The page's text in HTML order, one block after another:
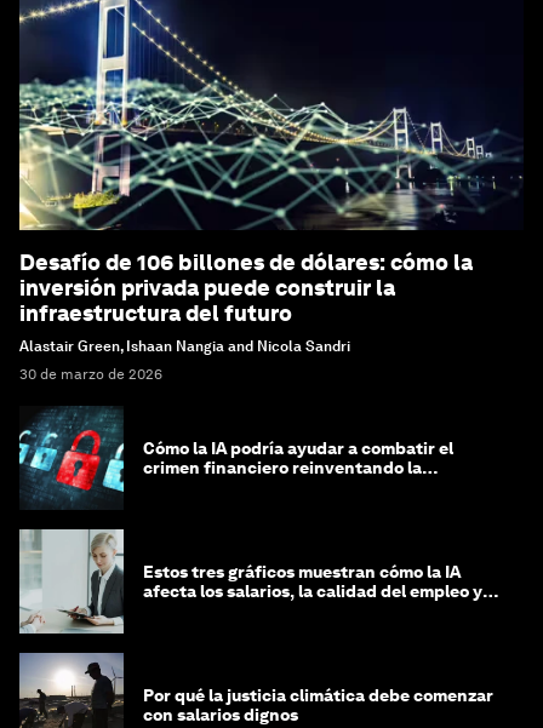
Desafío de 106 billones de dólares: cómo la
inversión privada puede construir la
infraestructura del futuro
Alastair Green, Ishaan Nangia and Nicola Sandri
30 de marzo de 2026
Cómo la IA podría ayudar a combatir el
crimen financiero reinventando la
Estos tres gráficos muestran cómo la IA
afecta los salarios, la calidad del empleo y
Por qué la justicia climática debe comenzar
con salarios dignos